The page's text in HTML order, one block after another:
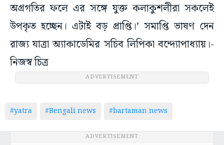
অগ্রগতির ফলে এর সঙ্গে যুক্ত কলাকুশলীরা সকলেই
উপকৃত হচ্ছেন। এটাই বড় প্রাপ্তি।’ সমাপ্তি ভাষণ দেন
রাজ্য যাত্রা অ্যাকাডেমির সচিব লিপিকা বন্দ্যোপাধ্যায়।-
নিজস্ব চিত্র
ADVERTISEMENT
#yatra #Bengali news #bartaman news
ADVERTISEMENT